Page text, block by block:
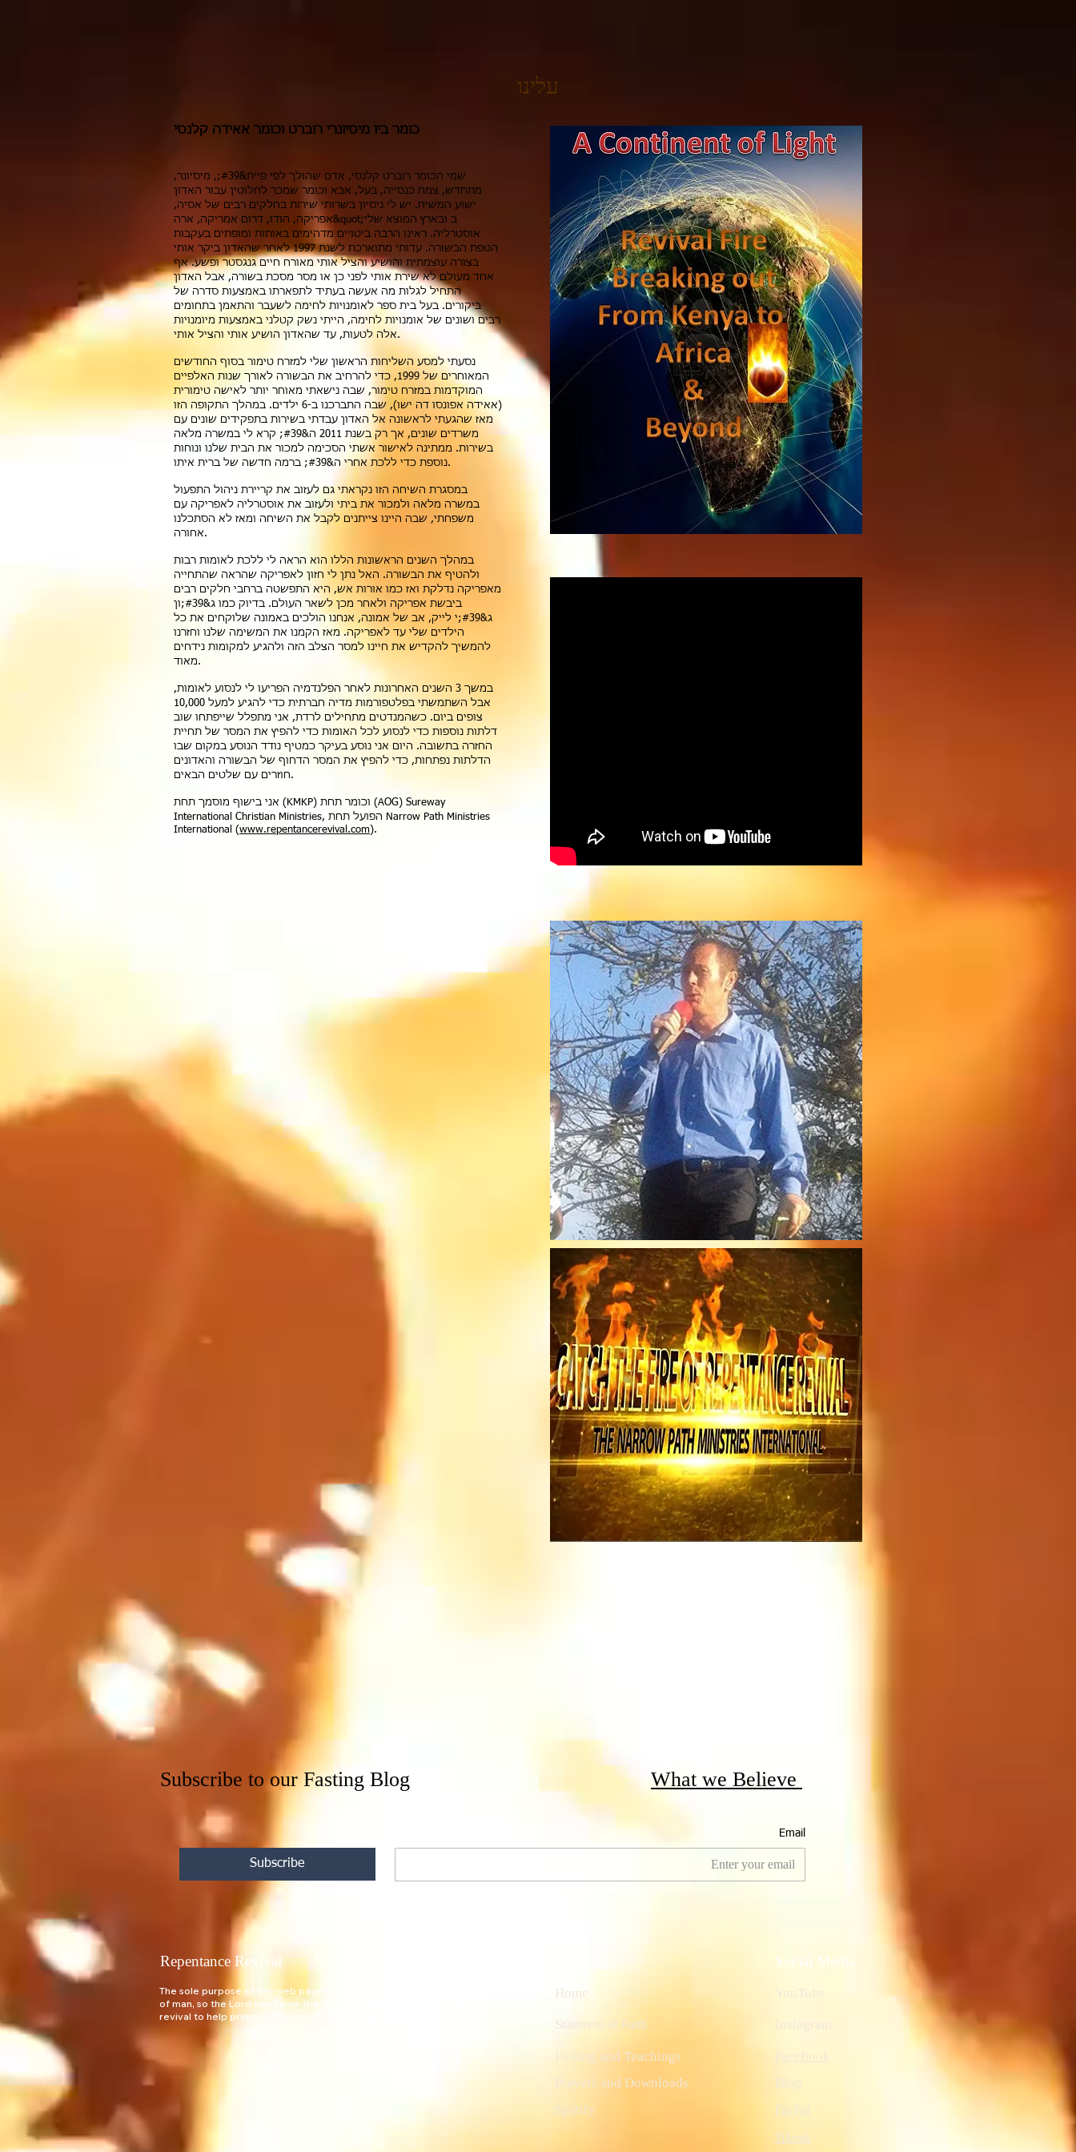
עלינו
כומר ביו מיסיונרי רוברט וכומר אאידה קלנסי
שמי הכומר רוברט קלנסי, אדם שהולך לפי פיית&#39;, מיסיונר,
מתחדש, צמח כנסייה, בעל, אבא וכומר שמכר לחלוטין עבור האדון
ישוע המשיח. יש לי ניסיון בשרותי שירות בחלקים רבים של אסיה,
אפריקה, הודו, דרום אמריקה, ארה&quot;ב ובארץ המוצא שלי
אוסטרליה. ראינו הרבה ביטויים מדהימים באותות ומופתים בעקבות
הטפת הבשורה. עדותי מתוארכת לשנת 1997 לאחר שהאדון ביקר אותי
בצורה עוצמתית והושיע והציל אותי מאורח חיים גנגסטר ופשע. אף
אחד מעולם לא שירת אותי לפני כן או מסר מסכת בשורה, אבל האדון
התחיל לגלות מה אעשה בעתיד לתפארתו באמצעות סדרה של
ביקורים. בעל בית ספר לאומנויות לחימה לשעבר והתאמן בתחומים
רבים ושונים של אומנויות לחימה, הייתי נשק קטלני באמצעות מיומנויות
אלה לטעות, עד שהאדון הושיע אותי והציל אותי.
נסעתי למסע השליחות הראשון שלי למזרח טימור בסוף החודשים
המאוחרים של 1999, כדי להרחיב את הבשורה לאורך שנות האלפיים
המוקדמות במזרח טימור, שבה נישאתי מאוחר יותר לאישה טימורית
(אאידה אפונסו דה ישו), שבה התברכנו ב-6 ילדים. במהלך התקופה הזו
מאז שהגעתי לראשונה אל האדון עבדתי בשירות בתפקידים שונים עם
משרדים שונים, אך רק בשנת 2011 ה&#39; קרא לי במשרה מלאה
בשירות. ממתינה לאישור אשתי הסכימה למכור את הבית שלנו ונוחות
נוספת כדי ללכת אחרי ה&#39; ברמה חדשה של ברית איתו.
במסגרת השיחה הזו נקראתי גם לעזוב את קריירת ניהול התפעול
במשרה מלאה ולמכור את ביתי ולעזוב את אוסטרליה לאפריקה עם
משפחתי, שבה היינו צייתנים לקבל את השיחה ומאז לא הסתכלנו
אחורה.
במהלך השנים הראשונות הללו הוא הראה לי ללכת לאומות רבות
ולהטיף את הבשורה. האל נתן לי חזון לאפריקה שהראה שהתחייה
מאפריקה נדלקת ואז כמו אורות אש, היא התפשטה ברחבי חלקים רבים
ביבשת אפריקה ולאחר מכן לשאר העולם. בדיוק כמו ג&#39;ון
ג&#39;י לייק, אב של אמונה, אנחנו הולכים באמונה שלוקחים את כל
הילדים שלי עד לאפריקה. מאז הקמנו את המשימה שלנו וחזרנו
להמשיך להקדיש את חיינו למסר הצלב הזה ולהגיע למקומות נידחים
מאוד.
במשך 3 השנים האחרונות לאחר הפלנדמיה הפריעו לי לנסוע לאומות,
אבל השתמשתי בפלטפורמות מדיה חברתית כדי להגיע למעל 10,000
צופים ביום. כשהמנדטים מתחילים לרדת, אני מתפלל שייפתחו שוב
דלתות נוספות כדי לנסוע לכל האומות כדי להפיץ את המסר של תחיית
החזרה בתשובה. היום אני נוסע בעיקר כמטיף נודד הנוסע במקום שבו
הדלתות נפתחות, כדי להפיץ את המסר הדחוף של הבשורה והאדונים
חוזרים עם שלטים הבאים.
אני בישוף מוסמך תחת (KMKP) וכומר תחת (AOG) Sureway
International Christian Ministries, הפועל תחת Narrow Path Ministries
International (www.repentancerevival.com).
Subscribe to our Fasting Blog What we Believe
Email
Subscribe
Repentance Revival
The sole purpose of this web page is to spark the fire in the hearts
of man, so the Lord can flame the fire and set people ablaze into
revival to help prepare the way of the soon coming Messiah.
Home
Statement of Faith
Fasting and Teachings
Prayers and Downloads
Spotify
Social Media
Blog
PayPal
Tiktok